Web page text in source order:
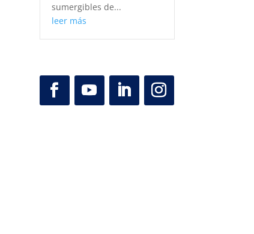
sumergibles de...
leer más